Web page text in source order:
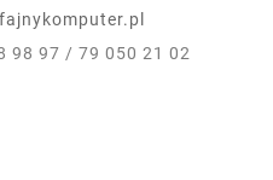
98 97 / 79 050 21 02